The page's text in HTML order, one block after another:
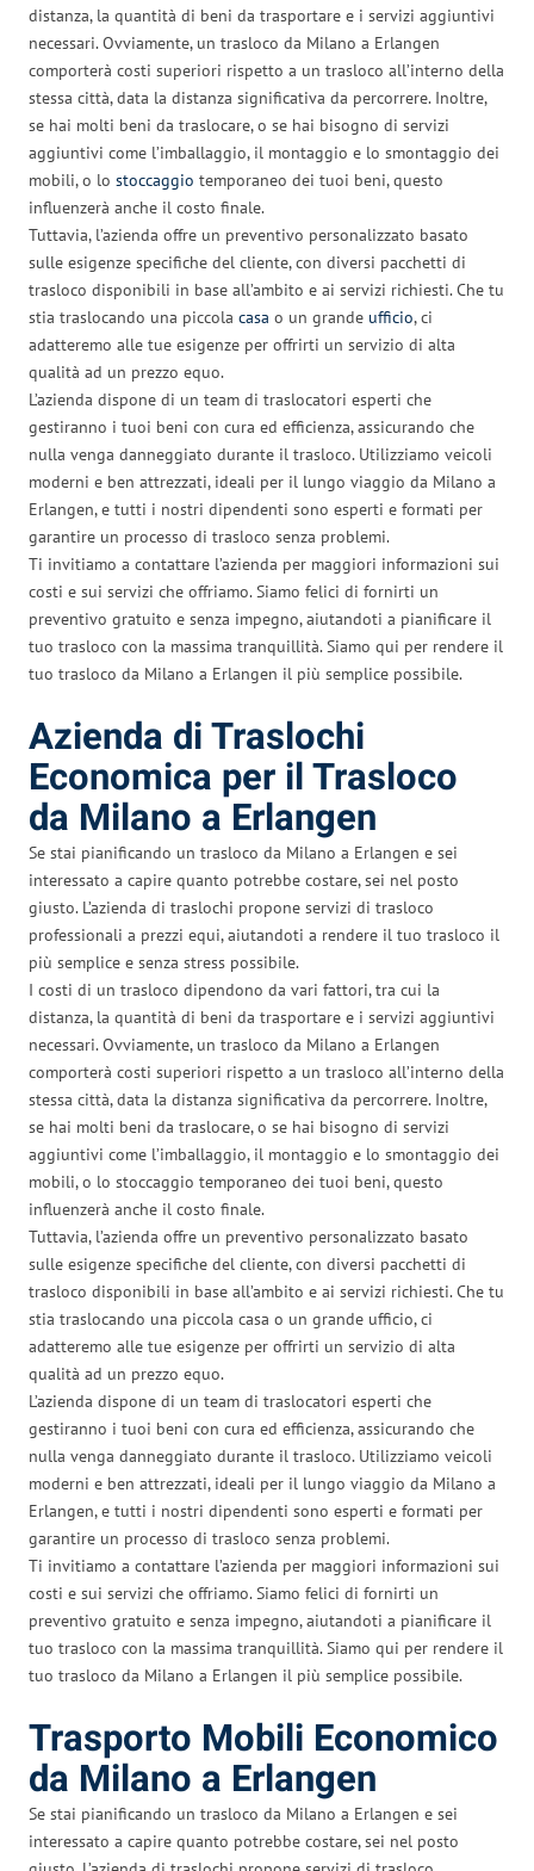
distanza, la quantità di beni da trasportare e i servizi aggiuntivi
necessari. Ovviamente, un trasloco da Milano a Erlangen
comporterà costi superiori rispetto a un trasloco all’interno della
stessa città, data la distanza significativa da percorrere. Inoltre,
se hai molti beni da traslocare, o se hai bisogno di servizi
aggiuntivi come l’imballaggio, il montaggio e lo smontaggio dei
mobili, o lo stoccaggio temporaneo dei tuoi beni, questo
influenzerà anche il costo finale.
Tuttavia, l’azienda offre un preventivo personalizzato basato
sulle esigenze specifiche del cliente, con diversi pacchetti di
trasloco disponibili in base all’ambito e ai servizi richiesti. Che tu
stia traslocando una piccola casa o un grande ufficio, ci
adatteremo alle tue esigenze per offrirti un servizio di alta
qualità ad un prezzo equo.
L’azienda dispone di un team di traslocatori esperti che
gestiranno i tuoi beni con cura ed efficienza, assicurando che
nulla venga danneggiato durante il trasloco. Utilizziamo veicoli
moderni e ben attrezzati, ideali per il lungo viaggio da Milano a
Erlangen, e tutti i nostri dipendenti sono esperti e formati per
garantire un processo di trasloco senza problemi.
Ti invitiamo a contattare l’azienda per maggiori informazioni sui
costi e sui servizi che offriamo. Siamo felici di fornirti un
preventivo gratuito e senza impegno, aiutandoti a pianificare il
tuo trasloco con la massima tranquillità. Siamo qui per rendere il
tuo trasloco da Milano a Erlangen il più semplice possibile.
Azienda di Traslochi
Economica per il Trasloco
da Milano a Erlangen
Se stai pianificando un trasloco da Milano a Erlangen e sei
interessato a capire quanto potrebbe costare, sei nel posto
giusto. L’azienda di traslochi propone servizi di trasloco
professionali a prezzi equi, aiutandoti a rendere il tuo trasloco il
più semplice e senza stress possibile.
I costi di un trasloco dipendono da vari fattori, tra cui la
distanza, la quantità di beni da trasportare e i servizi aggiuntivi
necessari. Ovviamente, un trasloco da Milano a Erlangen
comporterà costi superiori rispetto a un trasloco all’interno della
stessa città, data la distanza significativa da percorrere. Inoltre,
se hai molti beni da traslocare, o se hai bisogno di servizi
aggiuntivi come l’imballaggio, il montaggio e lo smontaggio dei
mobili, o lo stoccaggio temporaneo dei tuoi beni, questo
influenzerà anche il costo finale.
Tuttavia, l’azienda offre un preventivo personalizzato basato
sulle esigenze specifiche del cliente, con diversi pacchetti di
trasloco disponibili in base all’ambito e ai servizi richiesti. Che tu
stia traslocando una piccola casa o un grande ufficio, ci
adatteremo alle tue esigenze per offrirti un servizio di alta
qualità ad un prezzo equo.
L’azienda dispone di un team di traslocatori esperti che
gestiranno i tuoi beni con cura ed efficienza, assicurando che
nulla venga danneggiato durante il trasloco. Utilizziamo veicoli
moderni e ben attrezzati, ideali per il lungo viaggio da Milano a
Erlangen, e tutti i nostri dipendenti sono esperti e formati per
garantire un processo di trasloco senza problemi.
Ti invitiamo a contattare l’azienda per maggiori informazioni sui
costi e sui servizi che offriamo. Siamo felici di fornirti un
preventivo gratuito e senza impegno, aiutandoti a pianificare il
tuo trasloco con la massima tranquillità. Siamo qui per rendere il
tuo trasloco da Milano a Erlangen il più semplice possibile.
Trasporto Mobili Economico
da Milano a Erlangen
Se stai pianificando un trasloco da Milano a Erlangen e sei
interessato a capire quanto potrebbe costare, sei nel posto